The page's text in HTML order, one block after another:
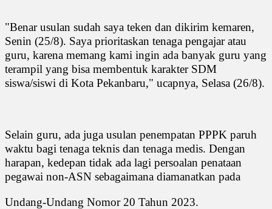
"Benar usulan sudah saya teken dan dikirim kemaren,
Senin (25/8). Saya prioritaskan tenaga pengajar atau
guru, karena memang kami ingin ada banyak guru yang
terampil yang bisa membentuk karakter SDM
siswa/siswi di Kota Pekanbaru," ucapnya, Selasa (26/8).
Selain guru, ada juga usulan penempatan PPPK paruh
waktu bagi tenaga teknis dan tenaga medis. Dengan
harapan, kedepan tidak ada lagi persoalan penataan
pegawai non-ASN sebagaimana diamanatkan pada
Undang-Undang Nomor 20 Tahun 2023.